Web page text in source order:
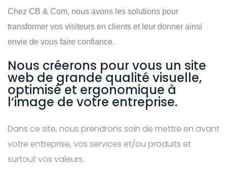
Chez CB & Com, nous avons les solutions pour
transformer vos visiteurs en clients et leur donner ainsi
envie de vous faire confiance.
Nous créerons pour vous un site
web de grande qualité visuelle,
optimisé et ergonomique à
l’image de votre entreprise.
Dans ce site, nous prendrons soin de mettre en avant
votre entreprise, vos services et/ou produits et
surtout vos valeurs.